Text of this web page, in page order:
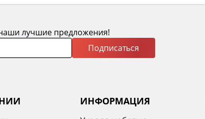
лучшие предложения!
Подписаться
ИНФОРМАЦИЯ